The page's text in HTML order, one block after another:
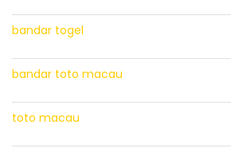
bandar togel
bandar toto macau
toto macau